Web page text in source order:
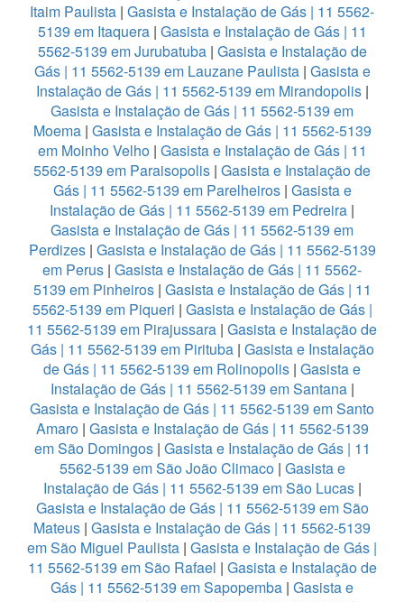
Itaim Paulista | Gasista e Instalação de Gás | 11 5562-
5139 em Itaquera| Gasista e Instalação de Gás | 11
5562-5139 em Jurubatuba| Gasista e Instalação de
Gás | 11 5562-5139 em Lauzane Paulista | Gasista e
Instalação de Gás | 11 5562-5139 em Mirandopolis|
Gasista e Instalação de Gás | 11 5562-5139 em
Moema| Gasista e Instalação de Gás | 11 5562-5139
em Moinho Velho | Gasista e Instalação de Gás | 11
5562-5139 em Paraisopolis | Gasista e Instalação de
Gás | 11 5562-5139 em Parelheiros| Gasista e
Instalação de Gás | 11 5562-5139 em Pedreira |
Gasista e Instalação de Gás | 11 5562-5139 em
Perdizes| Gasista e Instalação de Gás | 11 5562-5139
em Perus | Gasista e Instalação de Gás | 11 5562-
5139 em Pinheiros| Gasista e Instalação de Gás | 11
5562-5139 em Piqueri | Gasista e Instalação de Gás |
11 5562-5139 em Pirajussara | Gasista e Instalação de
Gás | 11 5562-5139 em Pirituba| Gasista e Instalação
de Gás | 11 5562-5139 em Rolinopolis | Gasista e
Instalação de Gás | 11 5562-5139 em Santana|
Gasista e Instalação de Gás | 11 5562-5139 em Santo
Amaro| Gasista e Instalação de Gás | 11 5562-5139
em São Domingos| Gasista e Instalação de Gás | 11
5562-5139 em São João Climaco| Gasista e
Instalação de Gás | 11 5562-5139 em São Lucas|
Gasista e Instalação de Gás | 11 5562-5139 em São
Mateus | Gasista e Instalação de Gás | 11 5562-5139
em São Miguel Paulista | Gasista e Instalação de Gás |
11 5562-5139 em São Rafael | Gasista e Instalação de
Gás | 11 5562-5139 em Sapopemba | Gasista e